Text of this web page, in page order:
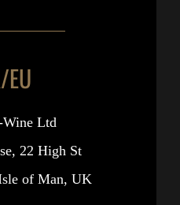
Wine Ltd
22 High St
of Man, UK